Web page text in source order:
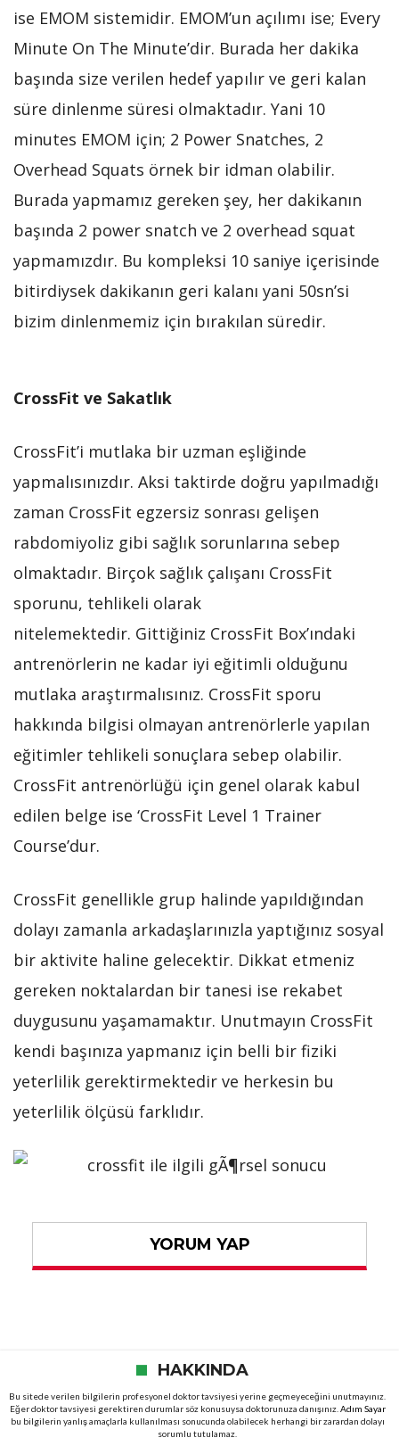
ise EMOM sistemidir. EMOM’un açılımı ise; Every
Minute On The Minute’dir. Burada her dakika
başında size verilen hedef yapılır ve geri kalan
süre dinlenme süresi olmaktadır. Yani 10
minutes EMOM için; 2 Power Snatches, 2
Overhead Squats örnek bir idman olabilir.
Burada yapmamız gereken şey, her dakikanın
başında 2 power snatch ve 2 overhead squat
yapmamızdır. Bu kompleksi 10 saniye içerisinde
bitirdiysek dakikanın geri kalanı yani 50sn’si
bizim dinlenmemiz için bırakılan süredir.
CrossFit ve Sakatlık
CrossFit’i mutlaka bir uzman eşliğinde
yapmalısınızdır. Aksi taktirde doğru yapılmadığı
zaman CrossFit egzersiz sonrası gelişen
rabdomiyoliz gibi sağlık sorunlarına sebep
olmaktadır. Birçok sağlık çalışanı CrossFit
sporunu, tehlikeli olarak
nitelemektedir. Gittiğiniz CrossFit Box’ındaki
antrenörlerin ne kadar iyi eğitimli olduğunu
mutlaka araştırmalısınız. CrossFit sporu
hakkında bilgisi olmayan antrenörlerle yapılan
eğitimler tehlikeli sonuçlara sebep olabilir.
CrossFit antrenörlüğü için genel olarak kabul
edilen belge ise ‘CrossFit Level 1 Trainer
Course’dur.
CrossFit genellikle grup halinde yapıldığından
dolayı zamanla arkadaşlarınızla yaptığınız sosyal
bir aktivite haline gelecektir. Dikkat etmeniz
gereken noktalardan bir tanesi ise rekabet
duygusunu yaşamamaktır. Unutmayın CrossFit
kendi başınıza yapmanız için belli bir fiziki
yeterlilik gerektirmektedir ve herkesin bu
yeterlilik ölçüsü farklıdır.
YORUM YAP
HAKKINDA
Bu sitede verilen bilgilerin profesyonel doktor tavsiyesi yerine geçmeyeceğini unutmayınız.
Eğer doktor tavsiyesi gerektiren durumlar söz konusuysa doktorunuza danışınız. Adım Sayar
bu bilgilerin yanlış amaçlarla kullanılması sonucunda olabilecek herhangi bir zarardan dolayı
sorumlu tutulamaz.